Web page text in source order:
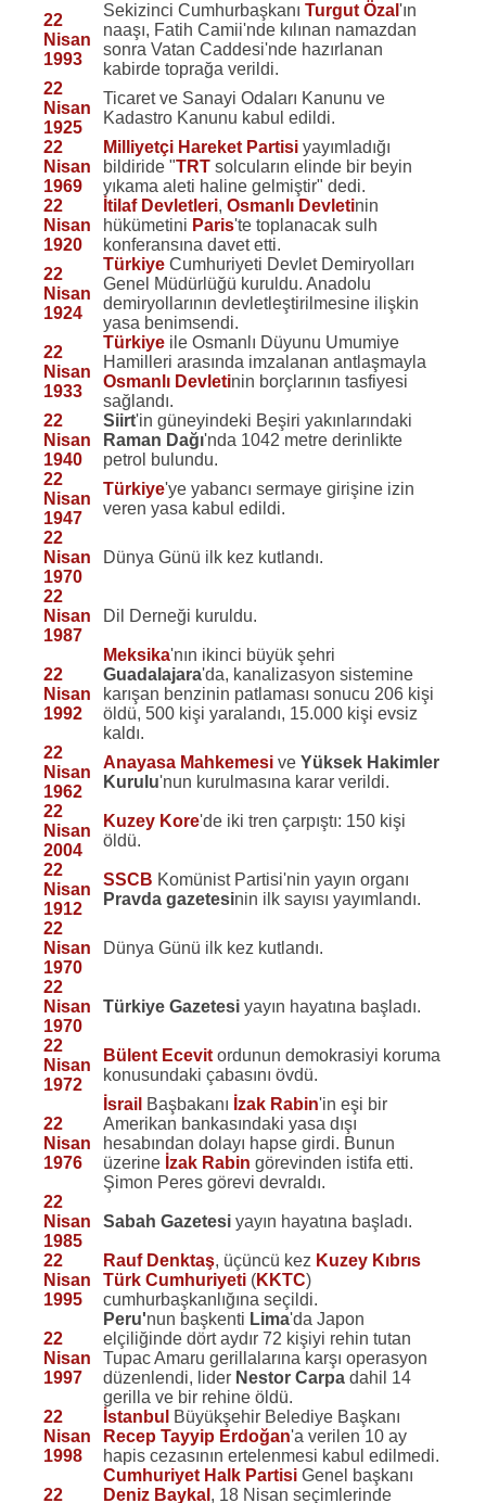
22
Nisan
1993
Sekizinci CumhurbaşkanıTurgut Özal'ın
naaşı, Fatih Camii'nde kılınan namazdan
sonra Vatan Caddesi'nde hazırlanan
kabirde toprağa verildi.
22
Nisan
1925
Ticaret ve Sanayi Odaları Kanunu ve
Kadastro Kanunu kabul edildi.
22
Nisan
1969
Milliyetçi Hareket Partisi yayımladığı
bildiride "TRT solcuların elinde bir beyin
yıkama aleti haline gelmiştir" dedi.
22
Nisan
1920
İtilaf Devletleri,Osmanlı Devletinin
hükümetini Paris'te toplanacak sulh
konferansına davet etti.
22
Nisan
1924
Türkiye Cumhuriyeti Devlet Demiryolları
Genel Müdürlüğü kuruldu. Anadolu
demiryollarının devletleştirilmesine ilişkin
yasa benimsendi.
22
Nisan
1933
Türkiye ile Osmanlı Düyunu Umumiye
Hamilleri arasında imzalanan antlaşmayla
Osmanlı Devletinin borçlarının tasfiyesi
sağlandı.
22
Nisan
1940
Siirt'in güneyindeki Beşiri yakınlarındaki
Raman Dağı'nda 1042 metre derinlikte
petrol bulundu.
22
Nisan
1947
Türkiye'ye yabancı sermaye girişine izin
veren yasa kabul edildi.
22
Nisan
1970
Dünya Günü ilk kez kutlandı.
22
Nisan
1987
Dil Derneği kuruldu.
22
Nisan
1992
Meksika'nın ikinci büyük şehri
Guadalajara'da, kanalizasyon sistemine
karışan benzinin patlaması sonucu 206 kişi
öldü, 500 kişi yaralandı, 15.000 kişi evsiz
kaldı.
22
Nisan
1962
Anayasa Mahkemesi veYüksek Hakimler
Kurulu'nun kurulmasına karar verildi.
22
Nisan
2004
Kuzey Kore'de iki tren çarpıştı: 150 kişi
öldü.
22
Nisan
1912
SSCB Komünist Partisi'nin yayın organı
Pravda gazetesinin ilk sayısı yayımlandı.
22
Nisan
1970
Dünya Günü ilk kez kutlandı.
22
Nisan
1970
Türkiye Gazetesi yayın hayatına başladı.
22
Nisan
1972
Bülent Ecevit ordunun demokrasiyi koruma
konusundaki çabasını övdü.
22
Nisan
1976
İsrail Başbakanı İzak Rabin'in eşi bir
Amerikan bankasındaki yasa dışı
hesabından dolayı hapse girdi. Bunun
üzerine İzak Rabin görevinden istifa etti.
Şimon Peres görevi devraldı.
22
Nisan
1985
Sabah Gazetesi yayın hayatına başladı.
22
Nisan
1995
Rauf Denktaş, üçüncü kez Kuzey Kıbrıs
Türk Cumhuriyeti (KKTC)
cumhurbaşkanlığına seçildi.
22
Nisan
1997
Peru'nun başkenti Lima'da Japon
elçiliğinde dört aydır 72 kişiyi rehin tutan
Tupac Amaru gerillalarına karşı operasyon
düzenlendi, lider Nestor Carpa dahil 14
gerilla ve bir rehine öldü.
22
Nisan
1998
İstanbul
Büyükşehir Belediye Başkanı
Recep Tayyip Erdoğan'a verilen 10 ay
hapis cezasının ertelenmesi kabul edilmedi.
22
Cumhuriyet Halk Partisi Genel başkanı
Deniz Baykal , 18 Nisan seçimlerinde